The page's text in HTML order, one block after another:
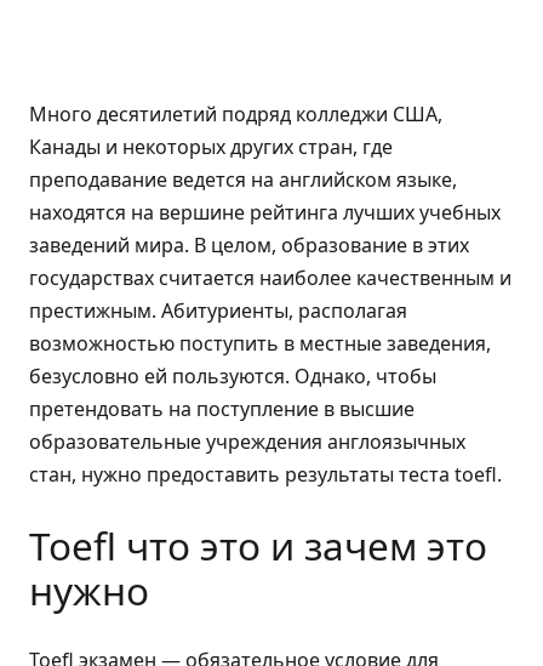
Много десятилетий подряд колледжи США,
Канады и некоторых других стран, где
преподавание ведется на английском языке,
находятся на вершине рейтинга лучших учебных
заведений мира. В целом, образование в этих
государствах считается наиболее качественным и
престижным. Абитуриенты, располагая
возможностью поступить в местные заведения,
безусловно ей пользуются. Однако, чтобы
претендовать на поступление в высшие
образовательные учреждения англоязычных
стан, нужно предоставить результаты теста toefl.
Toefl что это и зачем это
нужно
Toefl экзамен — обязательное условие для